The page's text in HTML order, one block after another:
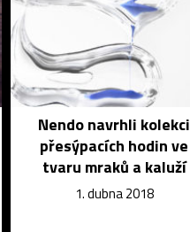
Nendo navrhli kolekci
přesýpacích hodin ve
tvaru mraků a kaluží
1. dubna 2018